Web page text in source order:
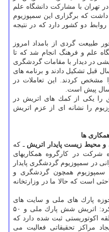
با مشاركت دانشگاه علم
كه برگزاری این سمپوزیوم
دو كشور دارد كه در نتیجه
طبیعت گردی از بامداد امروز
علم و فرهنگ انجام شد كه تا
در دیدار با مقامات گردشگری
قبل تشكیل دادند و برنامه های
را مشخص كردند. این تعاملات در
سال پیش است.
را یكی از كمك های اتریش در
را نشانه ای از عزم اتریش
ها
و محیط زیست پایدار اتریش ـ كه
شركت در كارگروه همكاریهای
در سمپوزیوم گردشگری پایدار
سمپوزیوم همچون گردشگری و
است كه حالا ما در وزارتخانه
پارك های ملی و سایت های
اكوتوریسم اشاره نمود و اضافه كرد: اتریش شش پارك ملی و ۵۰
و بیشتر از ۱۰۰ منطقه اكوتوریستی ثبت شده دارد كه
مراكز تحقیقاتی فعالیت می